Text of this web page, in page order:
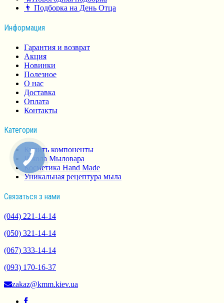
👨 Подборка на День Отца
Информация
Гарантия и возврат
Акция
Новинки
Полезное
О нас
Доставка
Оплата
Контакты
Категории
Купить компоненты
Школа Мыловара
Косметика Hand Made
Уникальная рецептура мыла
Связаться з нами
(044) 221-14-14
(050) 321-14-14
(067) 333-14-14
(093) 170-16-37
zakaz@kmm.kiev.ua